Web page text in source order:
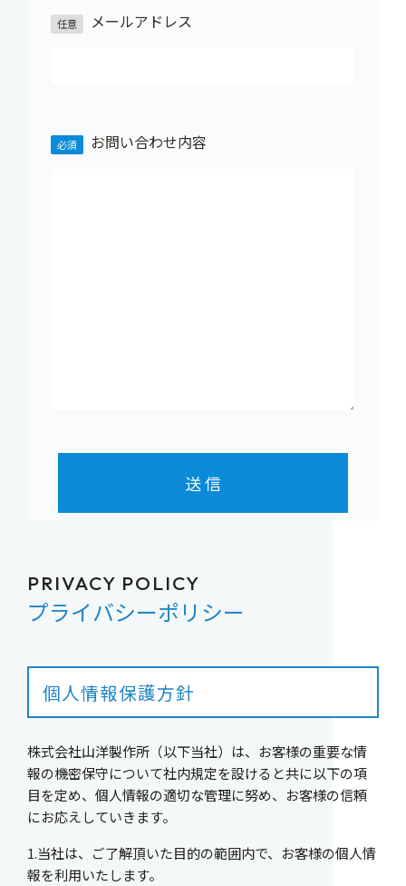
メールアドレス
お問い合わせ内容
PRIVACY POLICY
プライバシーポリシー
個人情報保護方針
株式会社山洋製作所（以下当社）は、お客様の重要な情
報の機密保守について社内規定を設けると共に以下の項
目を定め、個人情報の適切な管理に努め、お客様の信頼
にお応えしていきます。
1.当社は、ご了解頂いた目的の範囲内で、お客様の個人情
報を利用いたします。